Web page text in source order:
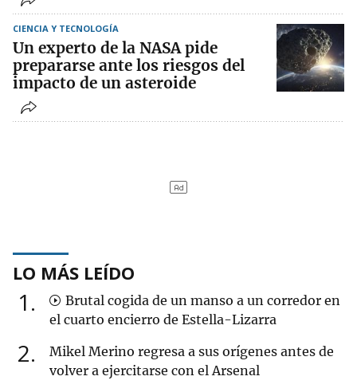
CIENCIA Y TECNOLOGÍA
Un experto de la NASA pide
prepararse ante los riesgos del
impacto de un asteroide
LO MÁS LEÍDO
1
Brutal cogida de un manso a un corredor en
el cuarto encierro de Estella-Lizarra
2
Mikel Merino regresa a sus orígenes antes de
volver a ejercitarse con el Arsenal